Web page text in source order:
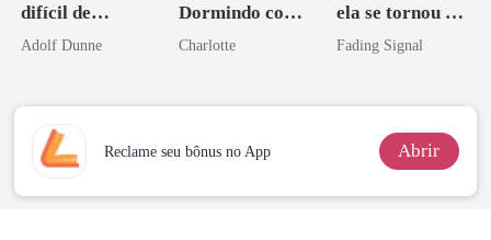
difícil de
reconquistar
Adolf Dunne
Dormindo com
o Tio do Meu
Charlotte
ela se tornou a
noiva do arqui-
Fading Signal
Reclame seu bônus no App Abrir